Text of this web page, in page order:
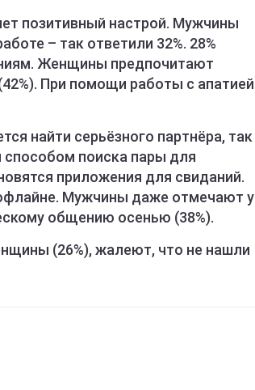
позитивный настрой. Мужчины
– так ответили 32%. 28%
Женщины предпочитают
При помощи работы с апатией
найти серьёзного партнёра, так
поиска пары для
приложения для свиданий.
Мужчины даже отмечают у
общению осенью (38%).
(26%), жалеют, что не нашли